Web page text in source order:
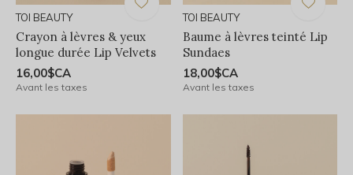
TOI BEAUTY
Crayon à lèvres & yeux
longue durée Lip Velvets
16,00$CA
Avant les taxes
TOI BEAUTY
Baume à lèvres teinté Lip
Sundaes
18,00$CA
Avant les taxes